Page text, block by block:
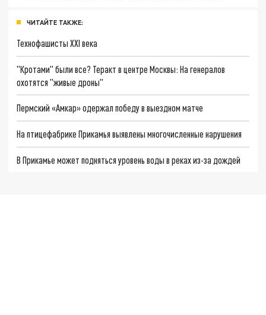
ЧИТАЙТЕ ТАКЖЕ:
Технофашисты XXI века
"Кротами" были все? Теракт в центре Москвы: На генералов
охотятся "живые дроны"
Пермский «Амкар» одержал победу в выездном матче
На птицефабрике Прикамья выявлены многочисленные нарушения
В Прикамье может подняться уровень воды в реках из-за дождей